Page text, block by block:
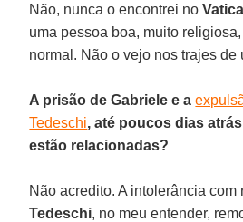
Não, nunca o encontrei no
uma pessoa boa, muito
normal. Não o vejo nos trajes de
A prisão de Gabriele e a
Tedeschi, até poucos dias
estão relacionadas?
Não acredito. A intolerância
Tedeschi, no meu entender,